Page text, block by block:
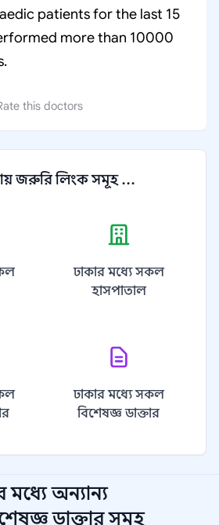
patients for the last 15
more than 10000
this doctors
জরুরি লিংক সমূহ ...
ঢাকার মধ্যে সকল
হাসপাতাল
ঢাকার মধ্যে সকল
বিশেষজ্ঞ ডাক্তার
মধ্যে অন্যান্য
ডাক্তার সমূহ